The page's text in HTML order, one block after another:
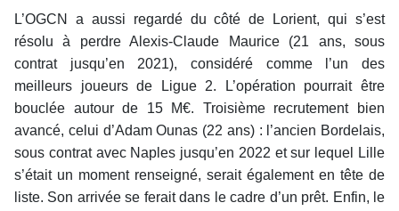
L’OGCN a aussi regardé du côté de Lorient, qui s’est
résolu à perdre Alexis-Claude Maurice (21 ans, sous
contrat jusqu’en 2021), considéré comme l’un des
meilleurs joueurs de Ligue 2. L’opération pourrait être
bouclée autour de 15 M€. Troisième recrutement bien
avancé, celui d’Adam Ounas (22 ans) : l’ancien Bordelais,
sous contrat avec Naples jusqu’en 2022 et sur lequel Lille
s’était un moment renseigné, serait également en tête de
liste. Son arrivée se ferait dans le cadre d’un prêt. Enfin, le